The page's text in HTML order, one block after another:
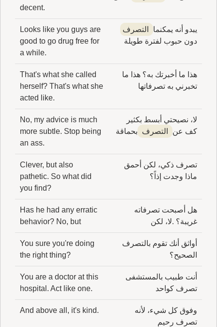
decent.
يبدو أنه يمكنما
التصرف
دون حبوب لفترة طويلة
Looks like you guys are
good to go drug free for
a while.
هذا ما أخبرتك به؟ هذا ما
تخبرني به تصرفاتها
That's what she called
herself? That's what she
acted like.
لا، نصيحتي أبسط بكثير
كف عن
التصرف بحماقة
No, my advice is much
more subtle. Stop being
an ass.
تصرف ذكي، لكن أحمق
ماذا وجدت إذاً؟
Clever, but also
pathetic. So what did
you find?
هل أصبحت تصرفاته
غريبة؟ .لا، لكن
Has he had any erratic
behavior? No, but
أواثق أنك تقوم بالتصرف
الصحيح؟
You sure you're doing
the right thing?
أنت طبيب بالمستشفى
تصرف كواحد
You are a doctor at this
hospital. Act like one.
وفوق كل شيء، لأنه
تصرف رحيم
And above all, it's kind.